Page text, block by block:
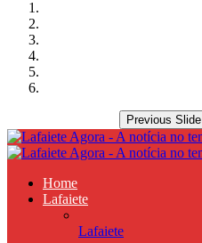
Previous Slide
Home
Lafaiete
Lafaiete